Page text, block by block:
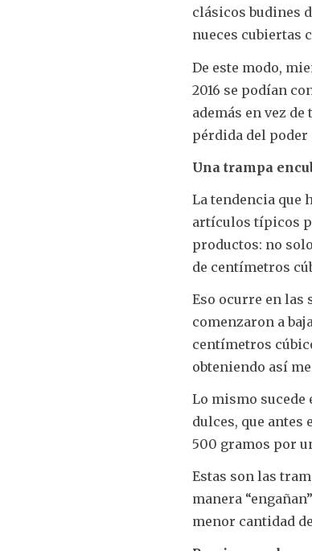
clásicos budines
nueces cubiertas
De este modo,
2016 se podían
además en vez
pérdida del
Una trampa
La tendencia que
artículos típicos
productos: no
de centímetros
Eso ocurre en las
comenzaron a
centímetros
obteniendo así
Lo mismo
dulces, que
500 gramos por
Estas son las
manera
menor cantidad